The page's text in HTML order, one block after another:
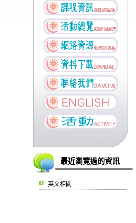
最近瀏覽過的資訊
英文相關